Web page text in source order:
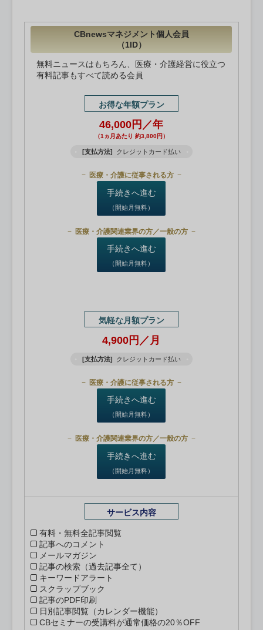
CBnewsマネジメント個人会員
（1ID）
無料ニュースはもちろん、医療・介護経営に役立つ
有料記事もすべて読める会員
お得な年額プラン
46,000円／年
（1ヵ月あたり 約3,800円）
[支払方法] クレジットカード払い
医療・介護に従事される方
手続きへ進む
（開始月無料）
医療・介護関連業界の方／一般の方
手続きへ進む
（開始月無料）
気軽な月額プラン
4,900円／月
[支払方法] クレジットカード払い
医療・介護に従事される方
手続きへ進む
（開始月無料）
医療・介護関連業界の方／一般の方
手続きへ進む
（開始月無料）
サービス内容
有料・無料全記事閲覧
記事へのコメント
メールマガジン
記事の検索（過去記事全て）
キーワードアラート
スクラップブック
記事のPDF印刷
日別記事閲覧（カレンダー機能）
CBセミナーの受講料が通常価格の20％OFF